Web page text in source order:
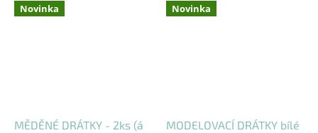
Novinka
MĚDĚNÉ DRÁTKY - 2ks (á
Novinka
MODELOVACÍ DRÁTKY bílé